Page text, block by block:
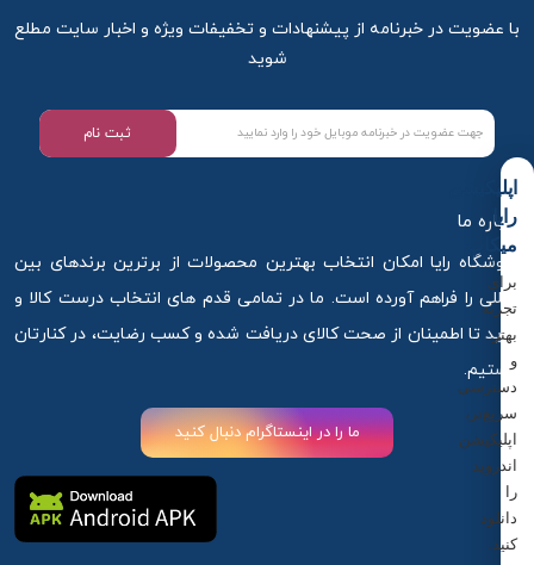
با عضویت در خبرنامه از پیشنهادات و تخفیفات ویژه و اخبار سایت مطلع
شوید
ثبت نام
درباره ما
فروشگاه رایا امکان انتخاب بهترین محصولات از برترین برندهای بین
المللی را فراهم آورده است. ما در تمامی قدم های انتخاب درست کالا و
خرید تا اطمینان از صحت کالای دریافت شده و کسب رضایت، در کنارتان
هستیم.
ما را در اینستاگرام دنبال کنید
اپلیکیشن
رایا
میکاپ
برای
تجربه
بهتر
و
دسترسی
سریع‌تر،
اپلیکیشن
اندروید
را
دانلود
کنید.